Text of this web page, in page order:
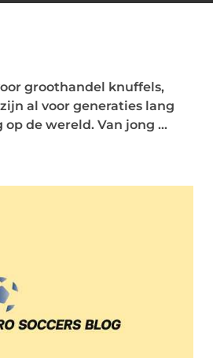
groothandel knuffels,
al voor generaties lang
de wereld. Van jong ...